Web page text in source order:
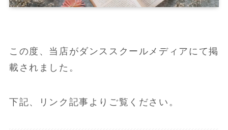
この度、当店がダンススクールメディアにて掲
載されました。
下記、リンク記事よりご覧ください。